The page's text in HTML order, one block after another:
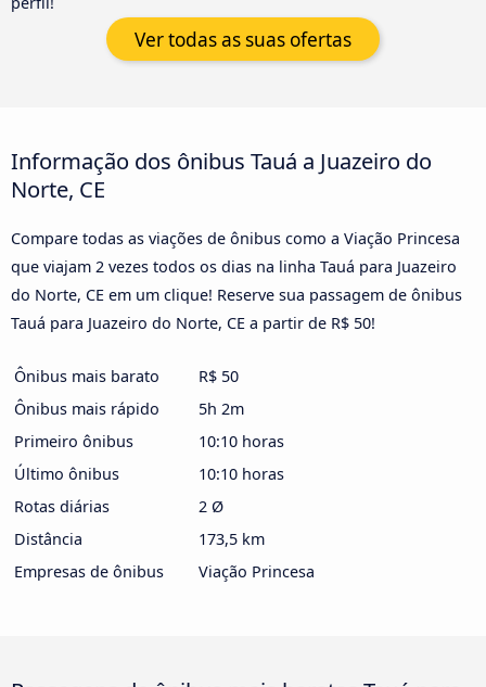
Ver todas as suas ofertas
Informação dos ônibus Tauá a Juazeiro do
Norte, CE
Compare todas as viações de ônibus como a Viação Princesa
que viajam 2 vezes todos os dias na linha Tauá para Juazeiro
do Norte, CE em um clique! Reserve sua passagem de ônibus
Tauá para Juazeiro do Norte, CE a partir de R$ 50!
Ônibus mais barato
R$ 50
Ônibus mais rápido
5h 2m
Primeiro ônibus
10:10 horas
Último ônibus
10:10 horas
Rotas diárias
2 Ø
Distância
173,5 km
Empresas de ônibus
Viação Princesa